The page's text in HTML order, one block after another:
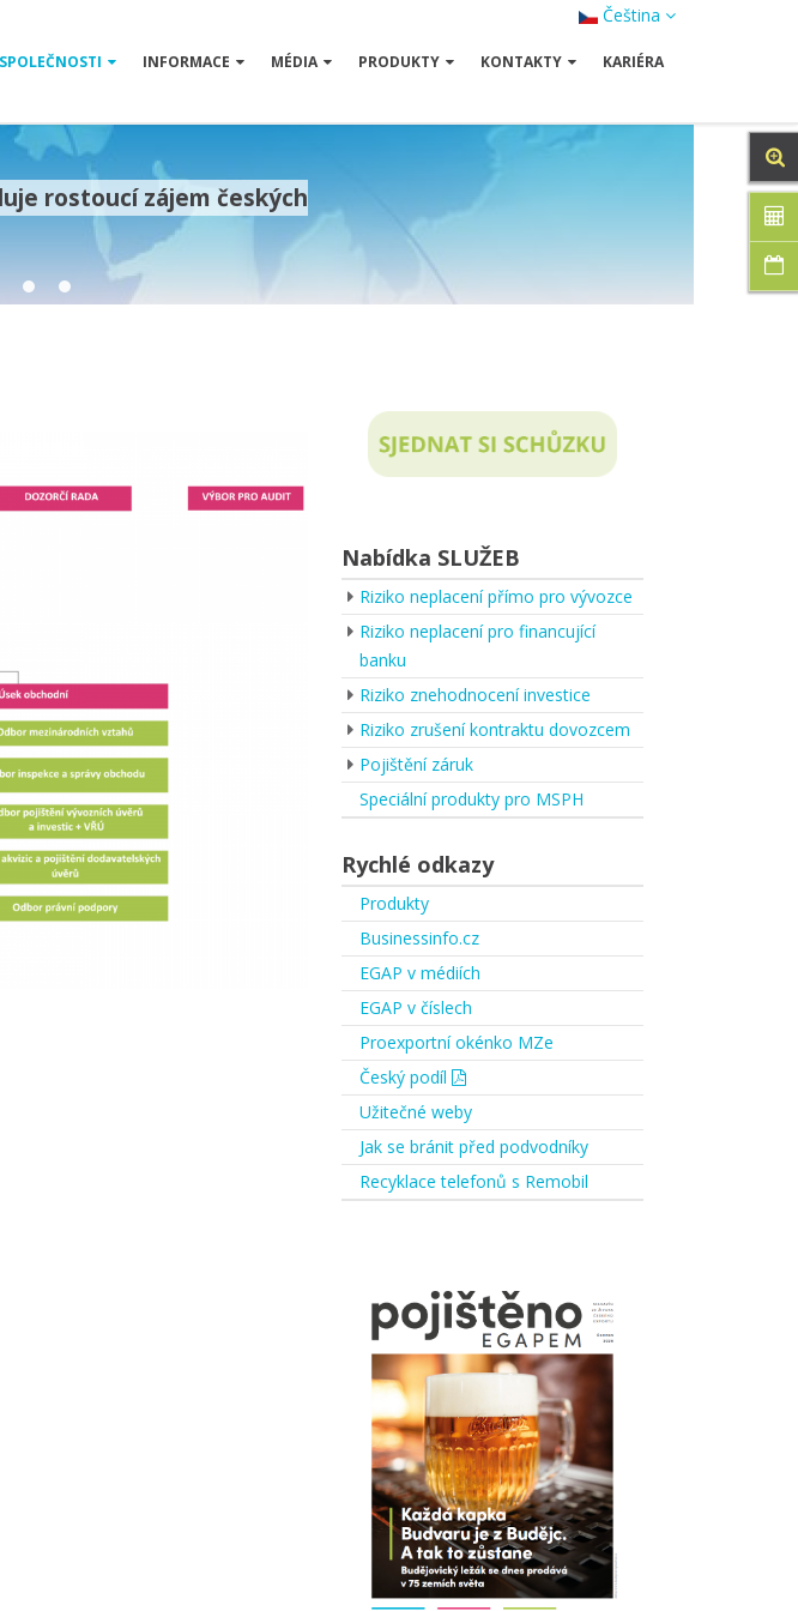
Čeština
INFORMACE MÉDIA PRODUKTY KONTAKTY KARIÉRA
rostoucí zájem českých
Nabídka SLUŽEB
Riziko neplacení přímo pro vývozce
Riziko neplacení pro financující
banku
Riziko znehodnocení investice
Riziko zrušení kontraktu dovozcem
Pojištění záruk
Speciální produkty pro MSPH
Rychlé odkazy
Produkty
Businessinfo.cz
EGAP v médiích
EGAP v číslech
Proexportní okénko MZe
Český podíl
Užitečné weby
Jak se bránit před podvodníky
Recyklace telefonů s Remobil